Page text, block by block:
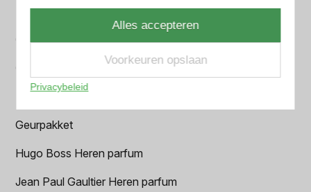
BVLGARI Heren parfum
Chanel Heren parfum
Creed heren parfum
Dior Heren parfum
Geurpakket
Hugo Boss Heren parfum
Jean Paul Gaultier Heren parfum
Alles accepteren
Voorkeuren opslaan
Privacybeleid